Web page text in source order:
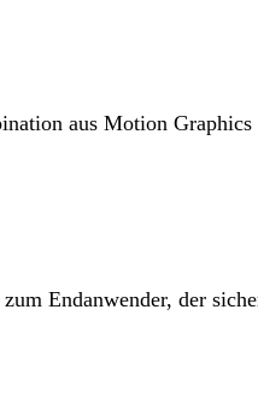
aus Motion Graphics
Endanwender, der